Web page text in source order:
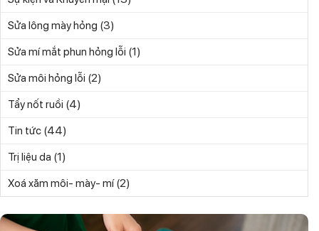
Sửa lông mày hỏng (3)
Sửa mí mắt phun hỏng lỗi (1)
Sửa môi hỏng lỗi (2)
Tẩy nốt ruồi (4)
Tin tức (44)
Trị liệu da (1)
Xoá xăm môi- mày- mí(2)